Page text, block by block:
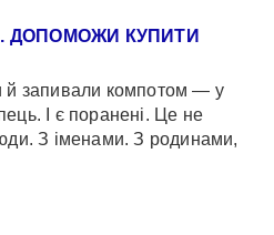
ДОПОМОЖИ КУПИТИ
й запивали компотом — у
І є поранені. Це не
З іменами. З родинами,